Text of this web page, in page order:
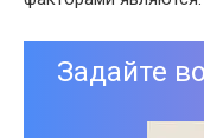
Задайте